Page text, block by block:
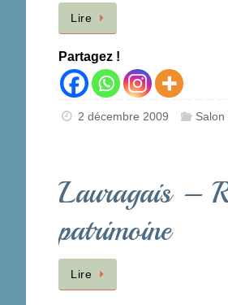
Lire
Partagez !
2 décembre 2009 Salon
Lauragais –
patrimoine
Lire